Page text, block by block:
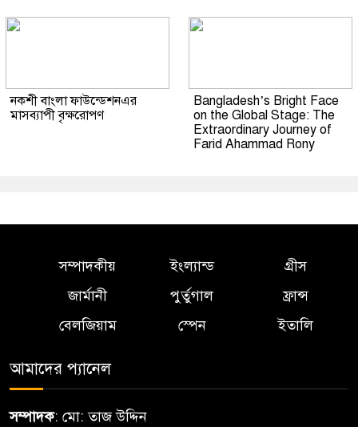
নকশী বাংলা ফাউন্ডেশনএর
মাসব্যাপী বৃক্ষরোপণ
Bangladesh’s Bright Face
on the Global Stage: The
Extraordinary Journey of
Farid Ahammad Rony
সম্পাদকীয় ইংল্যান্ড
গ্রীস
জার্মানী
পুর্তুগাল
ফ্রান্স
বেলজিয়াম
স্পেন ইতালি
আমাদের প্যানেল
সম্পাদক: মো: তাজ উদ্দিন